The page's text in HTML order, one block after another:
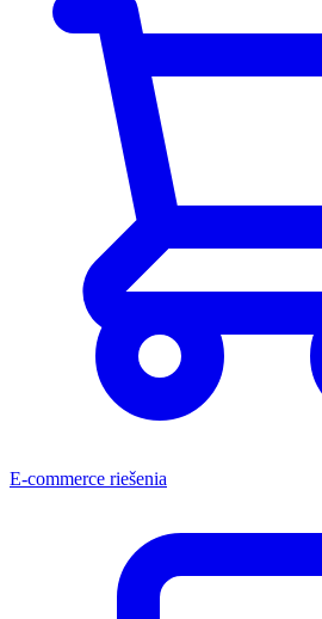
E-commerce riešenia